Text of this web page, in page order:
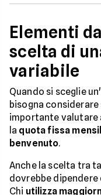
Elementi
scelta di
variabile
Quando si sceglie
bisogna
importante valutare
la quota fissa
benvenuto.
Anche la scelta tra
dovrebbe
Chi utilizza